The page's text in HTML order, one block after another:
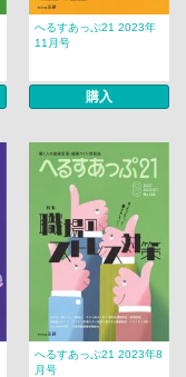
へるすあっぷ21 2023年
11月号
購入
へるすあっぷ21 2023年8
月号